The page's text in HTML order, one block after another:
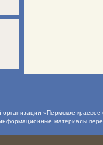
«Пермское
материалы